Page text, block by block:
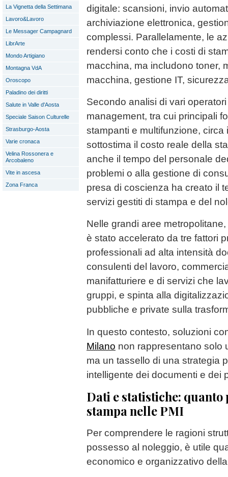
La Vignetta della Settimana
Lavoro&Lavoro
Le Messager Campagnard
LibrArte
Mondo Artigiano
Montagna VdA
Oroscopo
Paladino dei diritti
Salute in Valle d'Aosta
Speciale Saison Culturelle
Strasburgo-Aosta
Varie cronaca
Velina Rossonera e
Arcobaleno
Vite in ascesa
Zona Franca
digitale: scansioni, invio
archiviazione elettronica,
complessi. Parallelamente, le
rendersi conto che i costi di
macchina, ma includono toner,
macchina, gestione IT,
Secondo analisi di vari
management, tra cui principali
stampanti e multifunzione, circa
sottostima il costo reale della
anche il tempo del personale
problemi o alla gestione di
presa di coscienza ha creato il
servizi gestiti di stampa e del
Nelle grandi aree
è stato accelerato da tre fattori
professionali ad alta intensità
consulenti del lavoro,
manifatturiere e di servizi che
gruppi, e spinta alla
pubbliche e private sulla
In questo contesto, soluzioni
Milano non rappresentano solo
ma un tassello di una strategia
intelligente dei documenti e dei
Dati e statistiche: quanto
stampa nelle PMI
Per comprendere le ragioni
possesso al noleggio, è utile
economico e organizzativo